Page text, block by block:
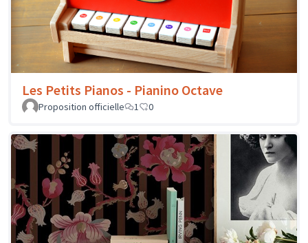
Les Petits Pianos - Pianino Octave
Proposition officielle 1 0